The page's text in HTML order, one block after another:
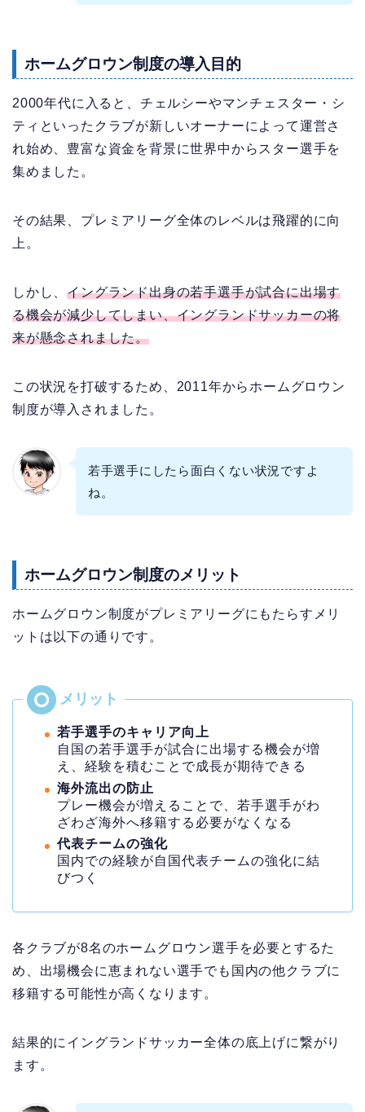
ホームグロウン制度の導入目的
2000年代に入ると、チェルシーやマンチェスター・シ
ティといったクラブが新しいオーナーによって運営さ
れ始め、豊富な資金を背景に世界中からスター選手を
集めました。
その結果、プレミアリーグ全体のレベルは飛躍的に向
上。
しかし、イングランド出身の若手選手が試合に出場す
る機会が減少してしまい、イングランドサッカーの将
来が懸念されました。
この状況を打破するため、2011年からホームグロウン
制度が導入されました。
若手選手にしたら面白くない状況ですよ
ね。
ホームグロウン制度のメリット
ホームグロウン制度がプレミアリーグにもたらすメリ
ットは以下の通りです。
若手選手のキャリア向上
自国の若手選手が試合に出場する機会が増
え、経験を積むことで成長が期待できる
海外流出の防止
プレー機会が増えることで、若手選手がわ
ざわざ海外へ移籍する必要がなくなる
代表チームの強化
国内での経験が自国代表チームの強化に結
びつく
各クラブが8名のホームグロウン選手を必要とするた
め、出場機会に恵まれない選手でも国内の他クラブに
移籍する可能性が高くなります。
結果的にイングランドサッカー全体の底上げに繋がり
ます。